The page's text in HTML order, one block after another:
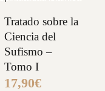
Tratado sobre la
Ciencia del
Sufismo –
Tomo I
17,90€